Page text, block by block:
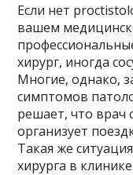
Если нет
вашем
хирург, иногда
Многие, однако,
симптомов
решает, что врач
организует
Такая же
хирурга в клинике.